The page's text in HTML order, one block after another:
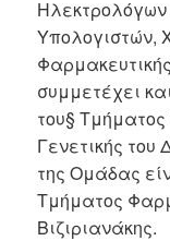
Υπολογιστών,
συμμετέχει
του§
Γενετικής του
της Ομάδας
Τμήματος
Βιζιριανάκης.